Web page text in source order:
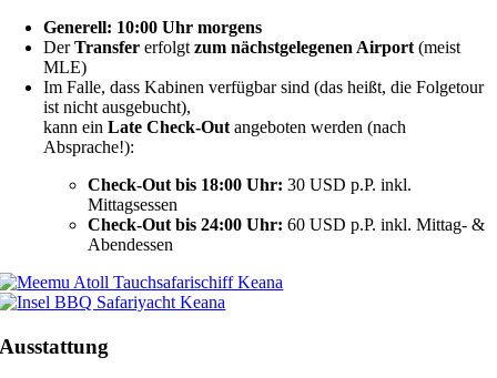
Generell: 10:00 Uhr morgens
DerTransfer erfolgtzum nächstgelegenen Airport (meist
MLE)
Im Falle, dass Kabinen verfügbar sind (das heißt, die Folgetour
ist nicht ausgebucht),
kann einLate Check-Out angeboten werden (nach
Absprache!):
Check-Out bis 18:00 Uhr: 30 USD p.P. inkl.
Mittagsessen
Check-Out bis 24:00 Uhr: 60 USD p.P. inkl. Mittag- &
Abendessen
Ausstattung